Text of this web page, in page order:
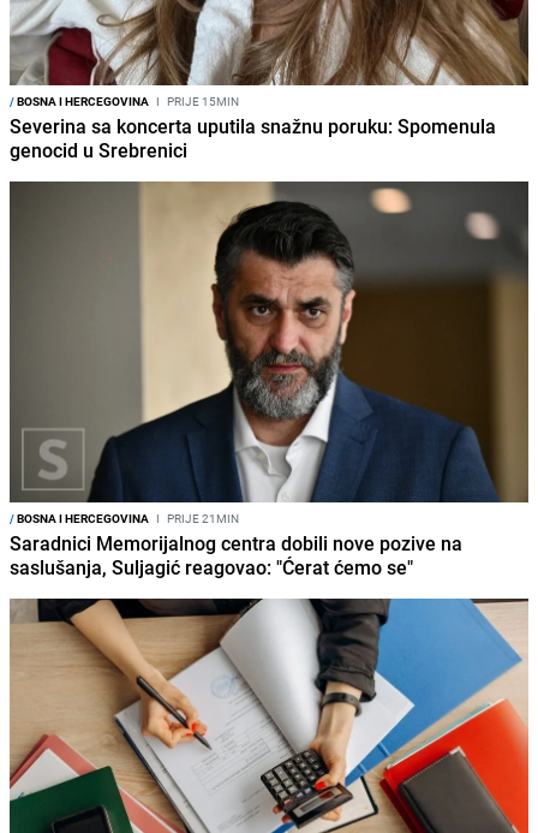
/BOSNA I HERCEGOVINA I PRIJE 15MIN
Severina sa koncerta uputila snažnu poruku: Spomenula
genocid u Srebrenici
/BOSNA I HERCEGOVINA I PRIJE 21MIN
Saradnici Memorijalnog centra dobili nove pozive na
saslušanja, Suljagić reagovao: "Ćerat ćemo se"